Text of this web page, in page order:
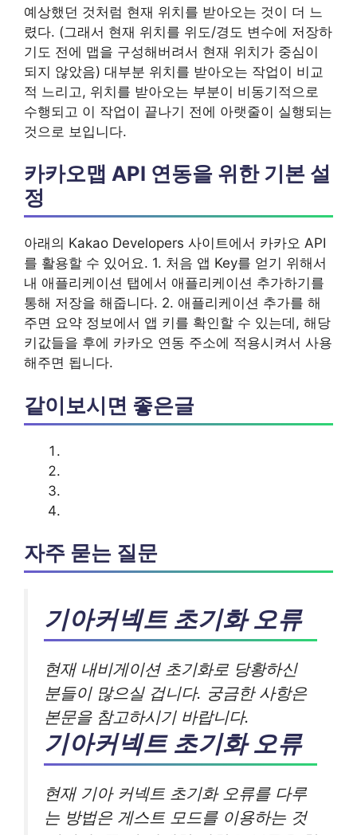
예상했던 것처럼 현재 위치를 받아오는 것이 더 느
렸다. (그래서 현재 위치를 위도/경도 변수에 저장하
기도 전에 맵을 구성해버려서 현재 위치가 중심이
되지 않았음) 대부분 위치를 받아오는 작업이 비교
적 느리고, 위치를 받아오는 부분이 비동기적으로
수행되고 이 작업이 끝나기 전에 아랫줄이 실행되는
것으로 보입니다.
카카오맵 API 연동을 위한 기본 설
정
아래의 Kakao Developers 사이트에서 카카오 API
를 활용할 수 있어요. 1. 처음 앱 Key를 얻기 위해서
내 애플리케이션 탭에서 애플리케이션 추가하기를
통해 저장을 해줍니다. 2. 애플리케이션 추가를 해
주면 요약 정보에서 앱 키를 확인할 수 있는데, 해당
키값들을 후에 카카오 연동 주소에 적용시켜서 사용
해주면 됩니다.
같이보시면 좋은글
자주 묻는 질문
기아커넥트 초기화 오류
현재 내비게이션 초기화로 당황하신
분들이 많으실 겁니다. 궁금한 사항은
본문을 참고하시기 바랍니다.
기아커넥트 초기화 오류
현재 기아 커넥트 초기화 오류를 다루
는 방법은 게스트 모드를 이용하는 것